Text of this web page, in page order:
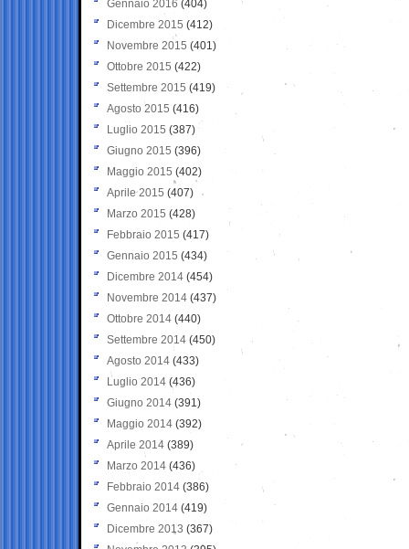
Gennaio 2016 (404)
Dicembre 2015 (412)
Novembre 2015 (401)
Ottobre 2015 (422)
Settembre 2015 (419)
Agosto 2015 (416)
Luglio 2015 (387)
Giugno 2015 (396)
Maggio 2015 (402)
Aprile 2015 (407)
Marzo 2015 (428)
Febbraio 2015 (417)
Gennaio 2015 (434)
Dicembre 2014 (454)
Novembre 2014 (437)
Ottobre 2014 (440)
Settembre 2014 (450)
Agosto 2014 (433)
Luglio 2014 (436)
Giugno 2014 (391)
Maggio 2014 (392)
Aprile 2014 (389)
Marzo 2014 (436)
Febbraio 2014 (386)
Gennaio 2014 (419)
Dicembre 2013 (367)